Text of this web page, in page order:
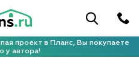
проект в Планс, Вы покупаете
у автора!